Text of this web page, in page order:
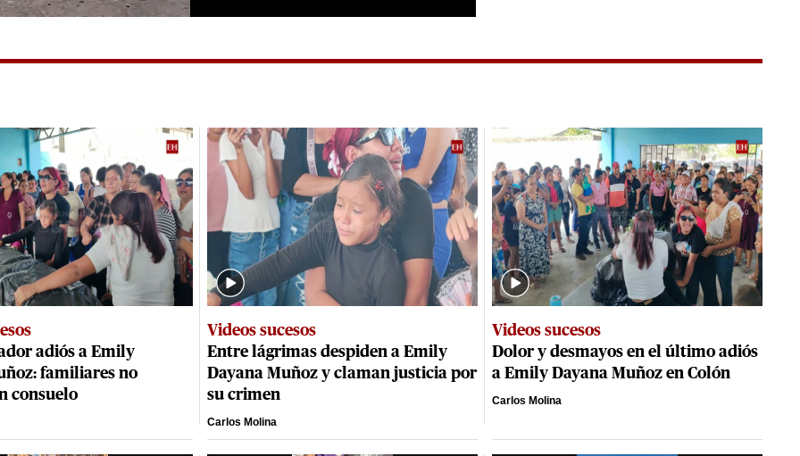
adiós a Emily
familiares no
consuelo
Videos sucesos
Entre lágrimas despiden a Emily
Dayana Muñoz y claman justicia por
su crimen
Carlos Molina
Videos sucesos
Dolor y desmayos en el último adiós
a Emily Dayana Muñoz en Colón
Carlos Molina